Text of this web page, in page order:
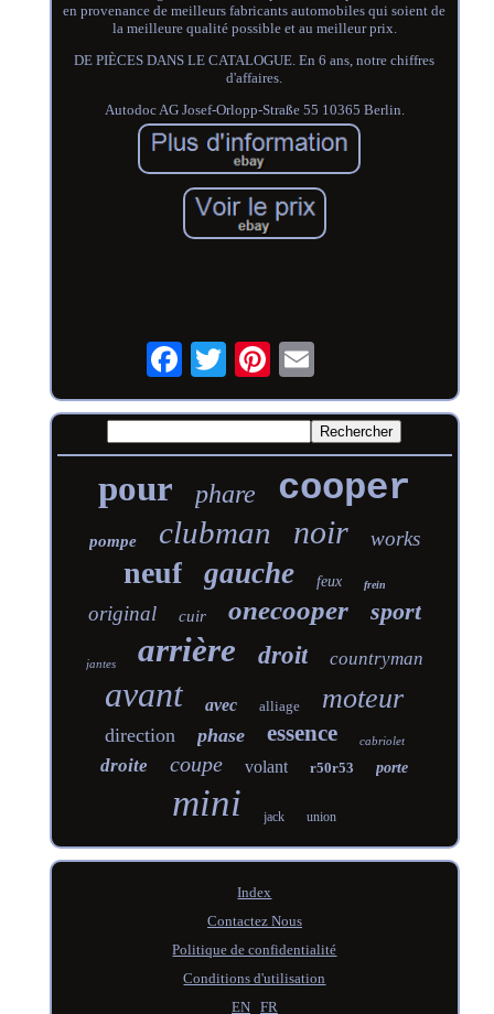
en provenance de meilleurs fabricants automobiles qui soient de
la meilleure qualité possible et au meilleur prix.
DE PIÈCES DANS LE CATALOGUE. En 6 ans, notre chiffres
d'affaires.
Autodoc AG Josef-Orlopp-Straße 55 10365 Berlin.
pour phare cooper
pompe clubman noir works
neuf gauche feux frein
original cuir onecooper sport
jantes arrière droit countryman
avant avec alliage moteur
direction phase essence cabriolet
droite coupe volant r50r53 porte
mini jack union
Index
Contactez Nous
Politique de confidentialité
Conditions d'utilisation
EN
FR